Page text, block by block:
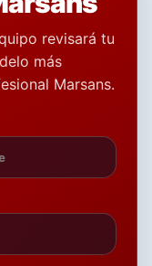
revisará tu
más
Marsans.